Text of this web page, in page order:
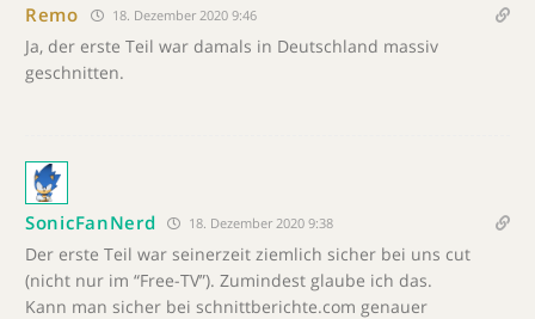
Remo 18. Dezember 2020 9:46
Ja, der erste Teil war damals in Deutschland massiv
geschnitten.
SonicFanNerd 18. Dezember 2020 9:38
Der erste Teil war seinerzeit ziemlich sicher bei uns cut
(nicht nur im “Free-TV”). Zumindest glaube ich das.
Kann man sicher bei schnittberichte.com genauer